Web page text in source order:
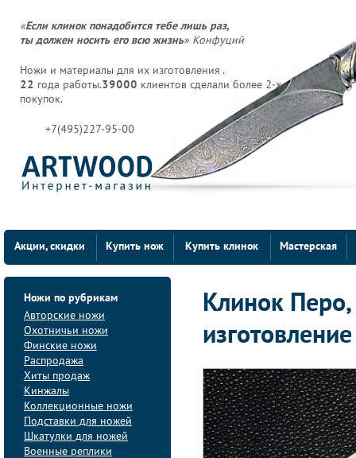
«Если клинок понадобится тебе лишь раз,
ты должен носить его всю жизнь» Конфуций
Ножи и материалы для их изготовления .
22 года работы.39000 клиентов сделали более 2-х
покупок.
+7(495)227-95-00
Акции, скидки Купить нож Купить клинок Мастерская
Ножи по рубрикам
Авторские ножи
Охотничьи ножи
Финские ножи
Распродажа
Хиты продаж
Кинжалы
Коллекционные ножи
Подставки для ножей
Шкатулки для ножей
Военные реплики
Клинок